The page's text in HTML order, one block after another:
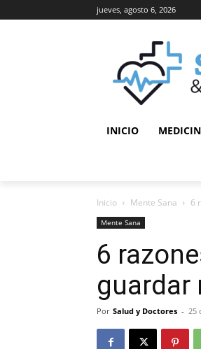
jueves, agosto 6, 2026
INICIO
Inicio Mente Sana 6
Mente Sana
6
guardar
Por Salud y Doctores - 25